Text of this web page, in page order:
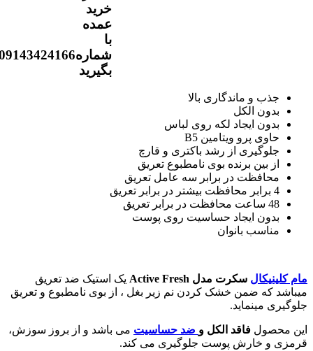
شماره09143424166تماس
جذب و ماندگاری بالا
بدون الکل
بدون ایجاد لکه روی لباس
حاوی پرو ویتامین B5
جلوگیری از رشد باکتری و قارچ
از بین برنده بوی نامطبوع تعریق
محافظت در برابر سه عامل تعریق
بدون ایجاد حساسیت روی پوست
مناسب بانوان
سکرت مدل Active Fresh
یک استیک ضد تعریق
که ضمن خشک کردن نم زیر بغل ، از بوی نامطبوع و تعریق
مینماید.
فاقد الکل و ضد حساسیتمی باشد و از بروز سوزش،
و خارش پوست جلوگیری می کند.